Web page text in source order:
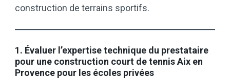
construction de terrains sportifs.
1. Évaluer l’expertise technique du prestataire
pour une construction court de tennis Aix en
Provence pour les écoles privées